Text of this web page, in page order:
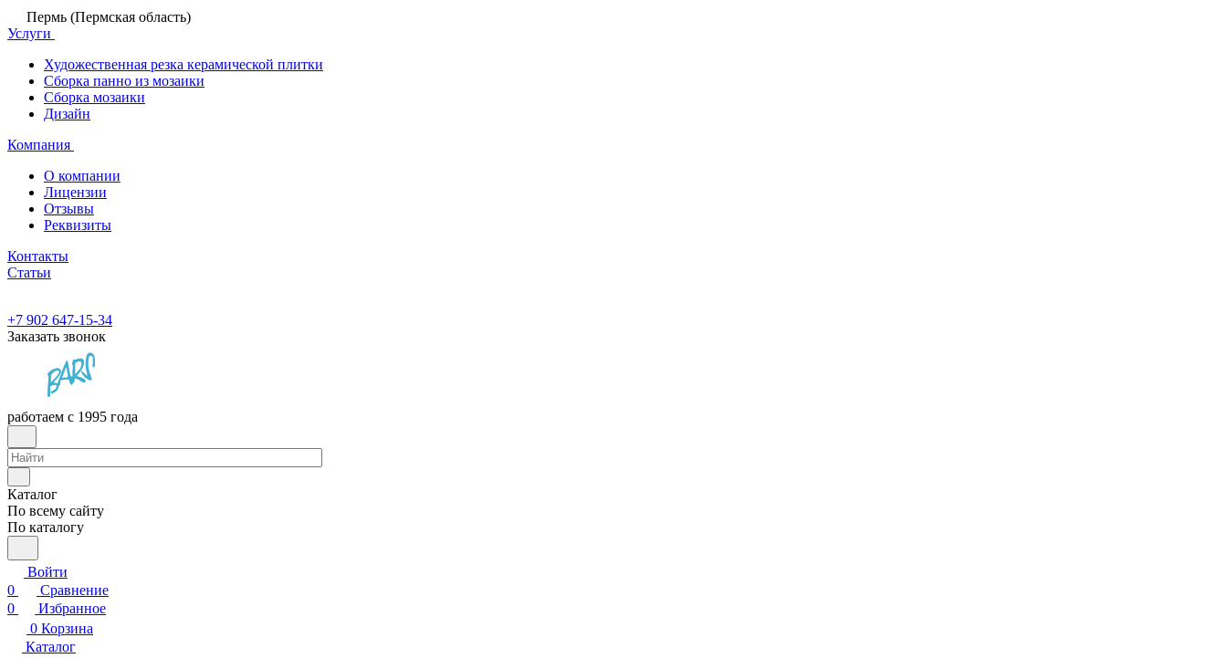
Пермь (Пермская область)
Услуги
Художественная резка керамической плитки
Сборка панно из мозаики
Сборка мозаики
Дизайн
Компания
О компании
Лицензии
Отзывы
Реквизиты
Контакты
Статьи
+7 902 647-15-34
Заказать звонок
работаем с 1995 года
Каталог
По всему сайту
По каталогу
Войти
0
Сравнение
0
Избранное
0 Корзина
Каталог